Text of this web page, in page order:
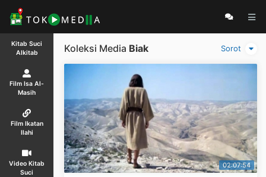
Kitab Suci
Alkitab
Film Isa Al-
Masih
Film Ikatan
Ilahi
Video Kitab
Suci
Sorot
Koleksi Media Biak
02:07:54